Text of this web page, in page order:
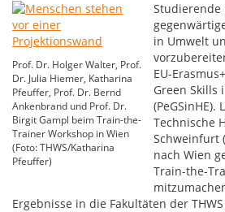
Prof. Dr. Holger Walter, Prof.
Dr. Julia Hiemer, Katharina
Pfeuffer, Prof. Dr. Bernd
Ankenbrand und Prof. Dr.
Birgit Gampl beim Train-the-
Trainer Workshop in Wien
(Foto: THWS/Katharina
Pfeuffer)
Studierende
in Umwelt
EU-
Green Skills
(PeGSinHE).
Technische
Schweinfurt
nach Wien
Train-the-
Ergebnisse in die Fakultäten der